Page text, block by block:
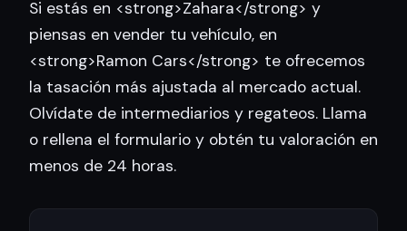
Si estás en <strong>Zahara</strong> y
piensas en vender tu vehículo, en
<strong>Ramon Cars</strong> te ofrecemos
la tasación más ajustada al mercado actual.
Olvídate de intermediarios y regateos. Llama
o rellena el formulario y obtén tu valoración en
menos de 24 horas.